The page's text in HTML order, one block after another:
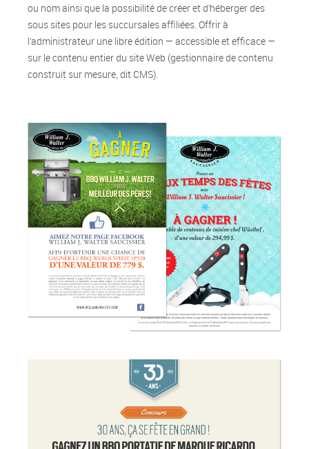
ou nom ainsi que la possibilité de créer et d’héberger des
sous sites pour les succursales affiliées. Offrir à
l’administrateur une libre édition — accessible et efficace —
sur le contenu entier du site Web (gestionnaire de contenu
construit sur mesure, dit CMS).